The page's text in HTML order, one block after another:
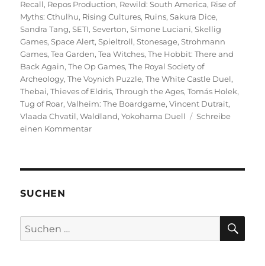
Recall, Repos Production, Rewild: South America, Rise of
Myths: Cthulhu, Rising Cultures, Ruins,Sakura Dice,
Sandra Tang,SETI,Severton,Simone Luciani,Skellig
Games,Space Alert,Spieltroll,Stonesage,Strohmann
Games,Tea Garden,Tea Witches,The Hobbit: There and
Back Again,The Op Games,The Royal Society of
Archeology,The Voynich Puzzle,The White Castle Duel,
Thebai,Thieves of Eldris,Through the Ages,Tomás Holek,
Tug of Roar,Valheim: The Boardgame,Vincent Dutrait,
Vlaada Chvatil,Waldland,Yokohama Duell
Schreibe
einen Kommentarzu
die
SUCHEN
Suchen
nach: